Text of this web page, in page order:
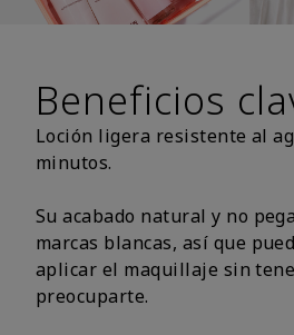
Beneficios
Loción ligera resistente al
minutos.
Su acabado natural y no
marcas blancas, así que
aplicar el maquillaje sin
preocuparte.